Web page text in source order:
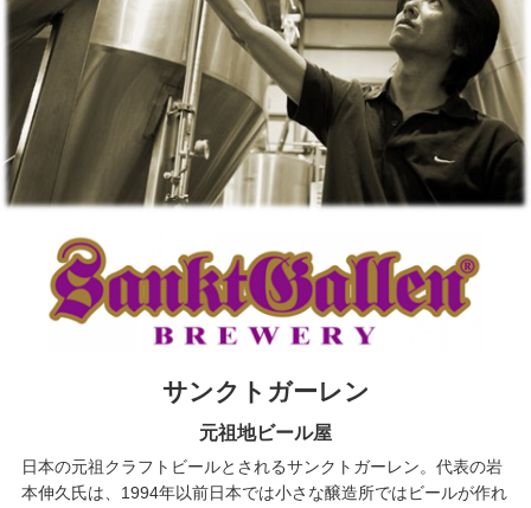
サンクトガーレン
元祖地ビール屋
日本の元祖クラフトビールとされるサンクトガーレン。代表の岩
本伸久氏は、1994年以前日本では小さな醸造所ではビールが作れ